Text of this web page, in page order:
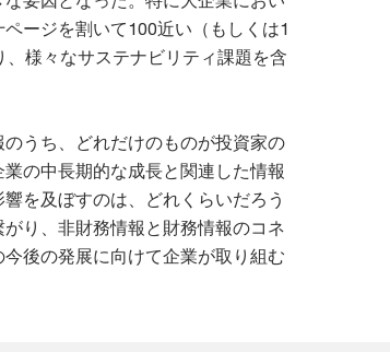
ージを割いて100近い（もしくは1
様々なサステナビリティ課題を含
うち、どれだけのものが投資家の
の中長期的な成長と関連した情報
を及ぼすのは、どれくらいだろう
り、非財務情報と財務情報のコネ
後の発展に向けて企業が取り組む